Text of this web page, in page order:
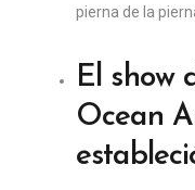
pierna de la
El show
Ocean